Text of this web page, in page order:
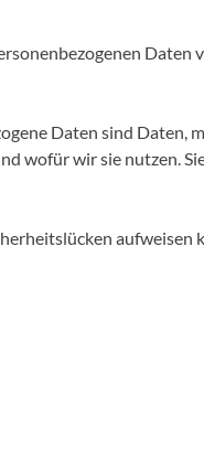
Daten sind Daten,
wofür wir sie nutzen.
aufweisen